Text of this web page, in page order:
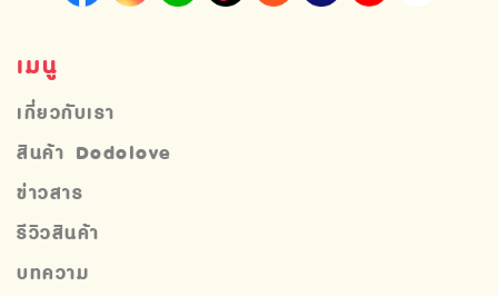
เมนู
เกี่ยวกับเรา
สินค้า Dodolove
ข่าวสาร
รีวิวสินค้า
บทความ